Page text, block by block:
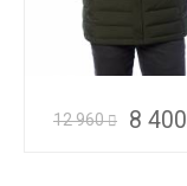
12 960 8 400